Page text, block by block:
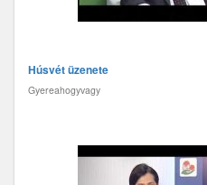
Húsvét üzenete
Gyereahogyvagy